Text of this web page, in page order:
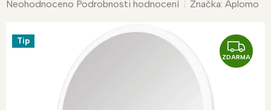
Průměrné
Neohodnoceno Podrobnosti hodnocení Značka: Aplomo
Z
D
ZDARMA
Tip